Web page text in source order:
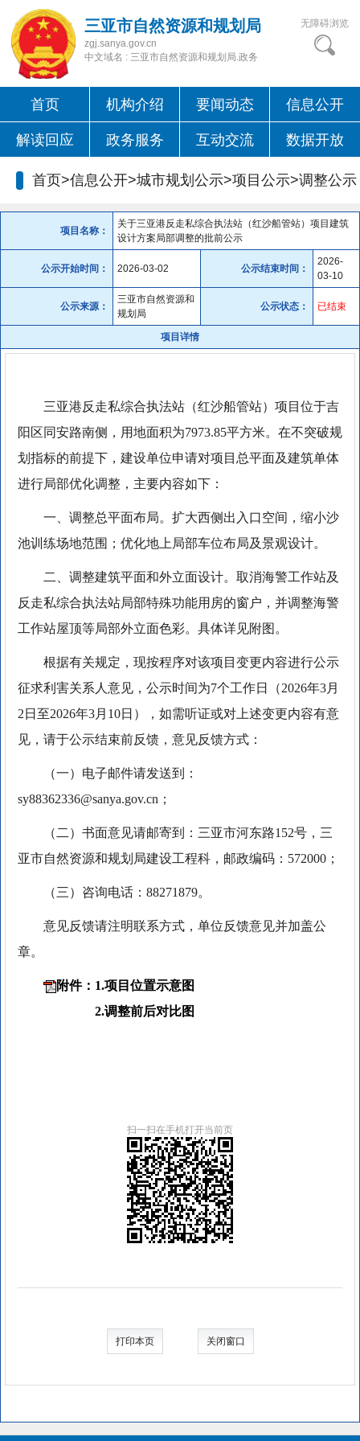
三亚市自然资源和规划局
zgj.sanya.gov.cn
中文域名 : 三亚市自然资源和规划局.政务
无障碍浏览
首页 机构介绍 要闻动态 信息公开
解读回应 政务服务 互动交流 数据开放
首页>信息公开>城市规划公示>项目公示>调整公示
项目名称：
关于三亚港反走私综合执法站（红沙船管站）项目建筑
设计方案局部调整的批前公示
公示开始时间： 2026-03-02 公示结束时间：
2026-
03-10
公示来源：
三亚市自然资源和
规划局
公示状态： 已结束
项目详情
三亚港反走私综合执法站（红沙船管站）项目位于吉
阳区同安路南侧，用地面积为7973.85平方米。在不突破规
划指标的前提下，建设单位申请对项目总平面及建筑单体
进行局部优化调整，主要内容如下：
一、调整总平面布局。扩大西侧出入口空间，缩小沙
池训练场地范围；优化地上局部车位布局及景观设计。
二、调整建筑平面和外立面设计。取消海警工作站及
反走私综合执法站局部特殊功能用房的窗户，并调整海警
工作站屋顶等局部外立面色彩。具体详见附图。
根据有关规定，现按程序对该项目变更内容进行公示
征求利害关系人意见，公示时间为7个工作日（2026年3月
2日至2026年3月10日），如需听证或对上述变更内容有意
见，请于公示结束前反馈，意见反馈方式：
（一）电子邮件请发送到：
sy88362336@sanya.gov.cn；
（二）书面意见请邮寄到：三亚市河东路152号，三
亚市自然资源和规划局建设工程科，邮政编码：572000；
（三）咨询电话：88271879。
意见反馈请注明联系方式，单位反馈意见并加盖公
章。
附件：1.项目位置示意图
2.调整前后对比图
扫一扫在手机打开当前页
打印本页 关闭窗口